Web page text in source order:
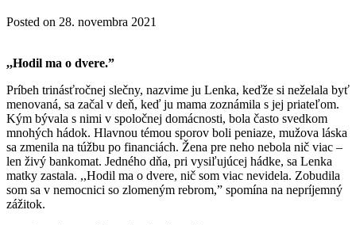
Posted on 28. novembra 2021
,,Hodil ma o dvere.”
Príbeh trinásťročnej slečny, nazvime ju Lenka, keďže si neželala byť
menovaná, sa začal v deň, keď ju mama zoznámila s jej priateľom.
Kým bývala s nimi v spoločnej domácnosti, bola často svedkom
mnohých hádok. Hlavnou témou sporov boli peniaze, mužova láska
sa zmenila na túžbu po financiách. Žena pre neho nebola nič viac –
len živý bankomat. Jedného dňa, pri vysiľujúcej hádke, sa Lenka
matky zastala. ,,Hodil ma o dvere, nič som viac nevidela. Zobudila
som sa v nemocnici so zlomeným rebrom,” spomína na nepríjemný
zážitok.